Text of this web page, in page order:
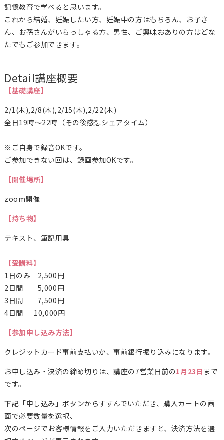
記憶教育で学べると思います。
これから結婚、妊娠したい方、妊娠中の方はもちろん、お子さ
ん、お孫さんがいらっしゃる方、男性、ご興味おありの方はどな
たでもご参加できます。
Detail講座概要
【基礎講座】
2/1(木),2/8(木),2/15(木),2/22(木)
全日19時〜22時（その後感想シェアタイム）
※ご自身で録音OKです。
ご参加できない回は、録画参加OKです。
【開催場所】
zoom開催
【持ち物】
テキスト、筆記用具
【受講料】
1日のみ 2,500円
2日間 5,000円
3日間 7,500円
4日間 10,000円
【参加申し込み方法】
クレジットカード事前支払いか、事前銀行振り込みになります。
お申し込み・決済の締め切りは、講座の7営業日前の1月23日 まで
です。
下記「申し込み」ボタンからすすんでいただき、購入カートの画
面で必要数量を選択、
次のページでお客様情報をご入力いただきますと、決済方法を選